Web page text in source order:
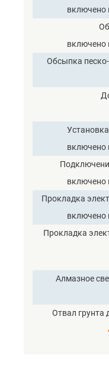
включено
включено
Обсыпка
включено
включено
Прокладка
включено
Прокладка
Алмазное
Отвал грунта